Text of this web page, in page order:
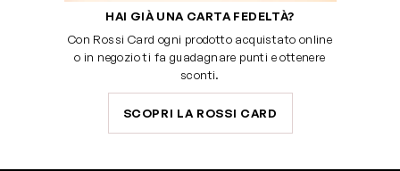
HAI GIÀ UNA CARTA FEDELTÀ?
Con Rossi Card ogni prodotto acquistato online
o in negozio ti fa guadagnare punti e ottenere
sconti.
SCOPRI LA ROSSI CARD